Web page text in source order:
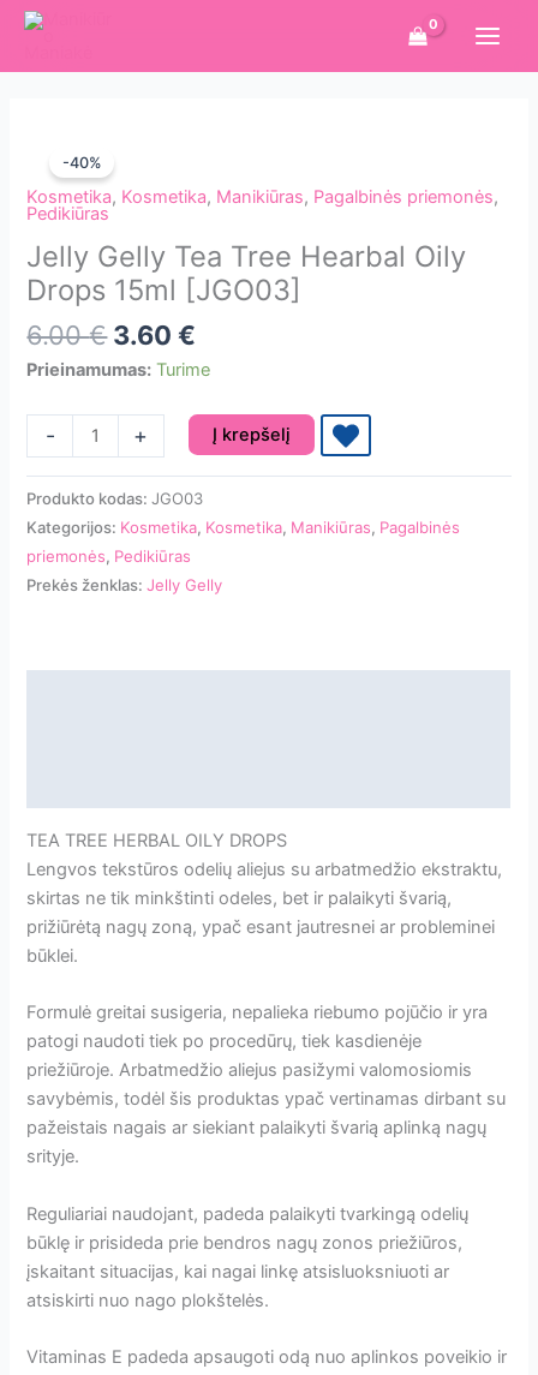
Pereiti
turinio
-40%
Kosmetika, Kosmetika, Manikiūras, Pagalbinės priemonės,
Pedikiūras
Jelly Gelly Tea Tree Hearbal Oily
Drops 15ml [JGO03]
6.00€ Original
price
6.00 €.
3.60€
price
3.60 €.
Prieinamumas: Turime
-
produkto
kiekis:
Tree
+ Į krepšelį
Produkto kodas:JGO03
Kategorijos: Kosmetika, Kosmetika, Manikiūras, Pagalbinės
priemonės, Pedikiūras
Prekės ženklas:Jelly Gelly
TEA TREE HERBAL OILY DROPS
Lengvos tekstūros odelių aliejus su arbatmedžio ekstraktu,
skirtas ne tik minkštinti odeles, bet ir palaikyti švarią,
prižiūrėtą nagų zoną, ypač esant jautresnei ar probleminei
būklei.
Formulė greitai susigeria, nepalieka riebumo pojūčio ir yra
patogi naudoti tiek po procedūrų, tiek kasdienėje
priežiūroje. Arbatmedžio aliejus pasižymi valomosiomis
savybėmis, todėl šis produktas ypač vertinamas dirbant su
pažeistais nagais ar siekiant palaikyti švarią aplinką nagų
srityje.
Reguliariai naudojant, padeda palaikyti tvarkingą odelių
būklę ir prisideda prie bendros nagų zonos priežiūros,
įskaitant situacijas, kai nagai linkę atsisluoksniuoti ar
atsiskirti nuo nago plokštelės.
Vitaminas E padeda apsaugoti odą nuo aplinkos poveikio ir